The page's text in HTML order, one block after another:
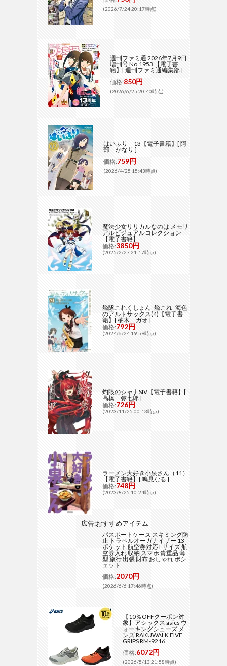
(2026/7/24 20:17時点)
週刊ファミ通 2026年7月9日
増刊号 No.1953 【電子書
籍】[ 週刊ファミ通編集部 ]
価格:850円
(2026/6/25 20:40時点)
はいふり 13【電子書籍】[ 阿
部 かなり ]
価格:759円
(2026/4/25 15:43時点)
魔法少女リリカルなのは メモリ
アルビジュアルコレクション
【電子書籍】
価格:3850円
(2025/2/27 21:17時点)
艦隊これくしょん -艦これ- 海色
のアルトサックス(4)【電子書
籍】[ 柚木 ガオ ]
価格:792円
(2024/6/24 19:59時点)
灼眼のシャナSIV【電子書籍】[
高橋 弥七郎 ]
価格:726円
(2023/11/25 00:13時点)
ラーメン大好き小泉さん（11）
【電子書籍】[ 鳴見なる ]
価格:748円
(2023/8/25 10:24時点)
広告:おすすめアイテム
パスポートケース スキミング防
止 トラベルオーガナイザー 13
ポケット 航空券対応 Lサイズ 航
空券入れ 収納 スマホ 貴重品 薄
型 旅行 出張 財布 おしゃれ ポシ
ェット
価格:2070円
(2026/6/6 17:46時点)
【10％OFFクーポン対
象】アシックス asics ウ
ォーキングシューズ メ
ンズ RAKUWALK FIVE
GRIPS RM-9216
価格:6072円
(2026/5/13 21:58時点)